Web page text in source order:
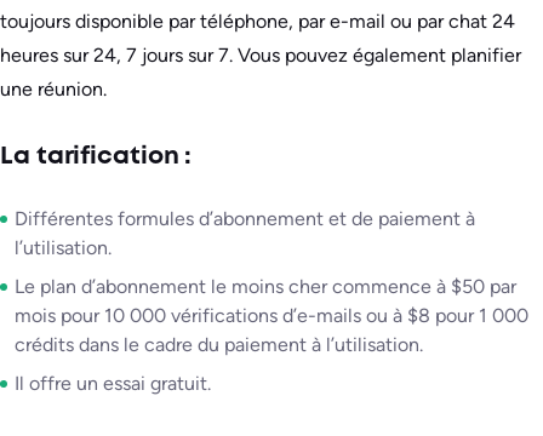
toujours disponible par téléphone, par e-mail ou par chat 24
heures sur 24, 7 jours sur 7. Vous pouvez également planifier
une réunion.
La tarification :
Différentes formules d’abonnement et de paiement à
l’utilisation.
Le plan d’abonnement le moins cher commence à $50 par
mois pour 10 000 vérifications d’e-mails ou à $8 pour 1 000
crédits dans le cadre du paiement à l’utilisation.
Il offre un essai gratuit.